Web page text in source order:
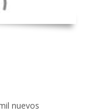
nuevos